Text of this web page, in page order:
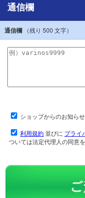
通信欄
通信欄（残り 500 文字）
ショップからのお知らせ
利用規約並びに プライ
ついては法定代理人の同意